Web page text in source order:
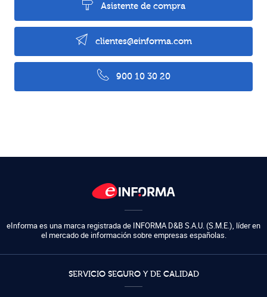
Asistente de compra
clientes@einforma.com
900 10 30 20
eInforma es una marca registrada de INFORMA D&B S.A.U. (S.M.E.), líder en
el mercado de información sobre empresas españolas.
SERVICIO SEGURO Y DE CALIDAD